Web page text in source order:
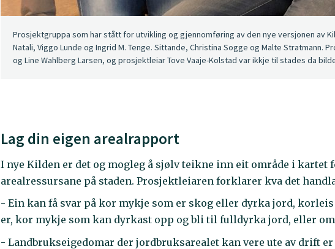
Prosjektgruppa som har stått for utvikling og gjennomføring av den nye versjonen av
Natali, Viggo Lunde og Ingrid M. Tenge. Sittande, Christina Sogge og Malte Stratmann.
og Line Wahlberg Larsen, og prosjektleiar Tove Vaaje-Kolstad var ikkje til stades da
Lag din eigen arealrapport
I nye Kilden er det og mogleg å sjølv teikne inn eit område i kartet
arealressursane på staden. Prosjektleiaren forklarer kva det
- Ein kan få svar på kor mykje som er skog eller dyrka jord,
er, kor mykje som kan dyrkast opp og bli til fulldyrka jord, eller
- Landbrukseigedomar der jordbruksarealet kan vere ute av drift